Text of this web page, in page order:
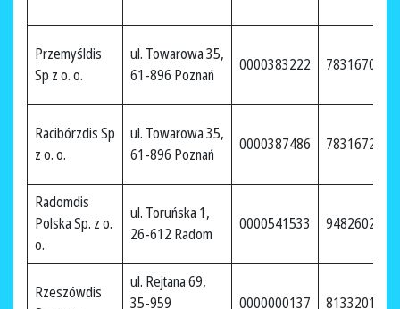
Przemyśldis
Sp z o. o.
ul. Towarowa 35,
61-896 Poznań
0000383222 7831670103
Racibórzdis Sp
z o. o.
ul. Towarowa 35,
61-896 Poznań
0000387486 7831672912
Radomdis
Polska Sp. z o.
o.
ul. Toruńska 1,
26-612 Radom
0000541533 9482602735
Rzeszówdis
ul. Rejtana 69,
35-959
0000000137 8133201428